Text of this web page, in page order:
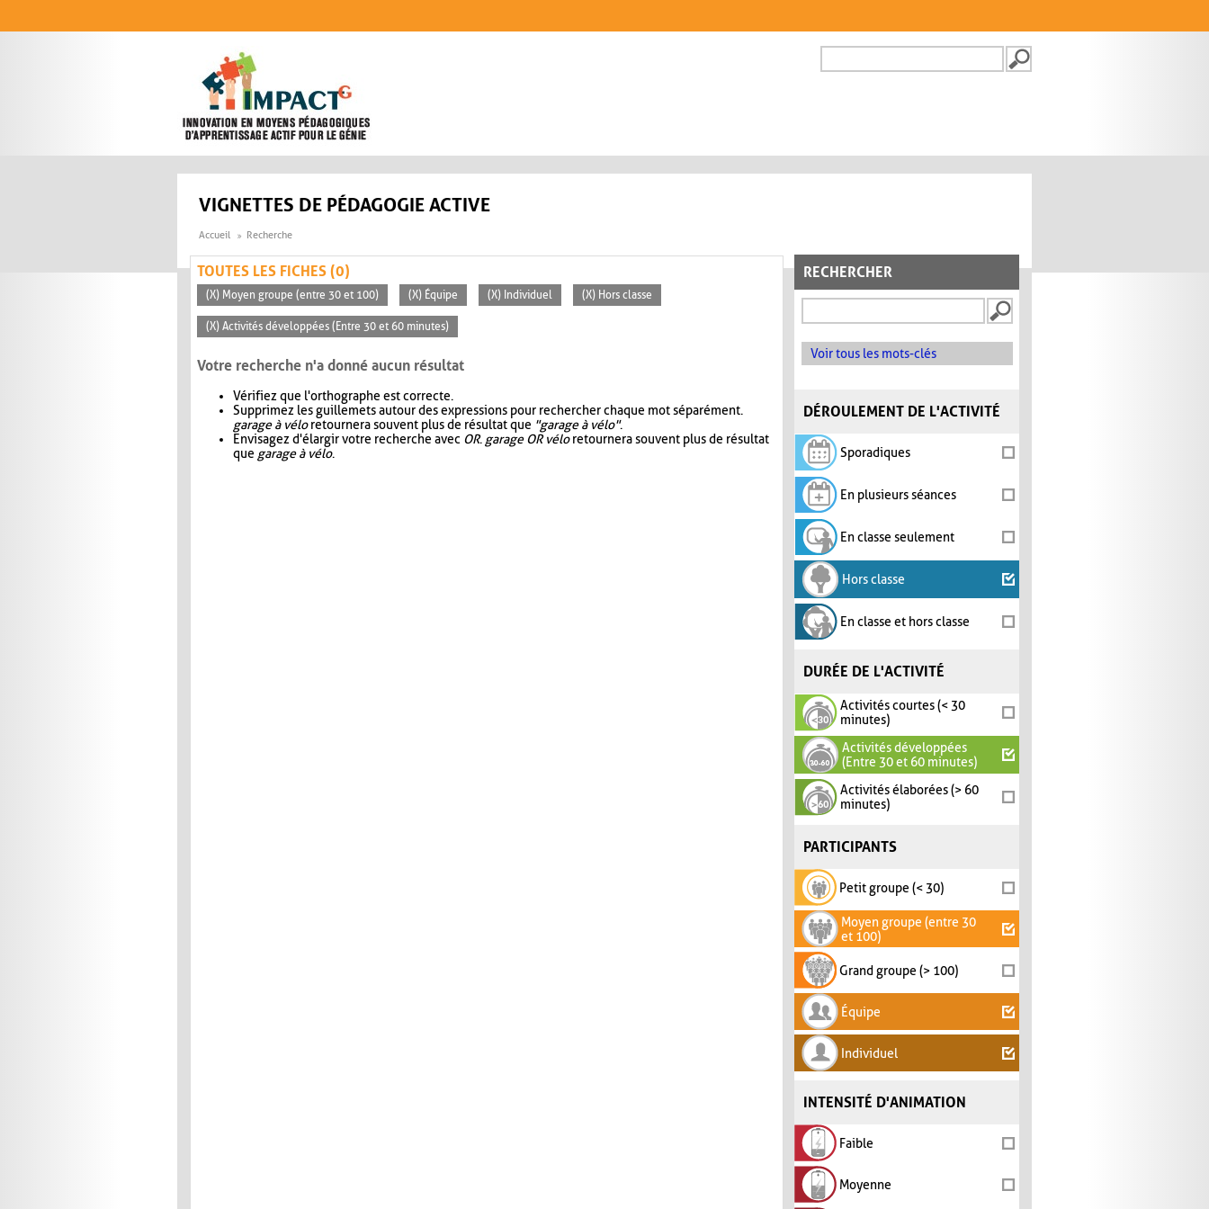
FORMULAIRE DE
VIGNETTES DE PÉDAGOGIE ACTIVE
Accueil Recherche
RECHERCHER
Voir tous les mots-clés
DÉROULEMENT DE L'ACTIVITÉ
Sporadiques
En plusieurs séances
En classe seulement
Hors classe
En classe et hors classe
DURÉE DE L'ACTIVITÉ
Activités courtes (< 30
minutes)
Activités développées
(Entre 30 et 60 minutes)
Activités élaborées (> 60
minutes)
PARTICIPANTS
Petit groupe (< 30)
Moyen groupe (entre 30
et 100)
Grand groupe (> 100)
Équipe
Individuel
INTENSITÉ D'ANIMATION
Faible
Moyenne
TOUTES LES FICHES (0)
(X) Moyen groupe (entre 30 et 100) (X) Équipe (X) Individuel (X) Hors classe
(X) Activités développées (Entre 30 et 60 minutes)
Votre recherche n'a donné aucun résultat
Vérifiez que l'orthographe est correcte.
Supprimez les guillemets autour des expressions pour rechercher chaque mot séparément.
garage à véloretournera souvent plus de résultat que "garage à vélo".
Envisagez d'élargir votre recherche avec OR. garage OR véloretournera souvent plus de résultat
que garage à vélo.